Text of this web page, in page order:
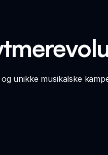
unikke musikalske